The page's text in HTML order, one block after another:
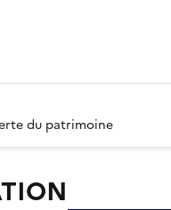
du patrimoine